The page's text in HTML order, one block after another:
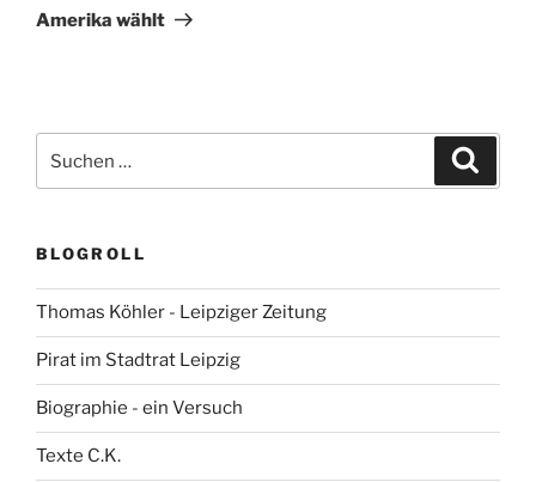
Beitrag
Amerika wählt
nach:
BLOGROLL
Thomas Köhler - Leipziger Zeitung
Pirat im Stadtrat Leipzig
Biographie - ein Versuch
Texte C.K.